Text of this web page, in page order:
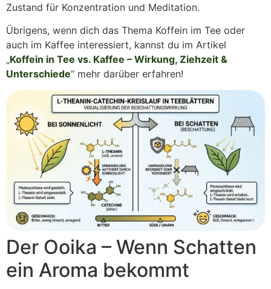
Zustand für Konzentration und Meditation.
Übrigens, wenn dich das Thema Koffein im Tee oder
auch im Kaffee interessiert, kannst du im Artikel
„Koffein in Tee vs. Kaffee – Wirkung, Ziehzeit &
Unterschiede“ mehr darüber erfahren!
Der Ooika – Wenn Schatten
ein Aroma bekommt